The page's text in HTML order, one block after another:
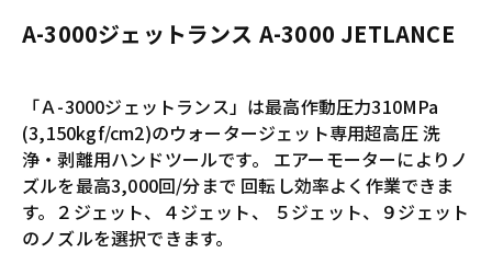
A-3000ジェットランス A-3000 JETLANCE
「Ａ-3000ジェットランス」は最高作動圧力310MPa
(3,150kgf/cm2)のウォータージェット専用超高圧 洗
浄・剥離用ハンドツールです。 エアーモーターによりノ
ズルを最高3,000回/分まで 回転し効率よく作業できま
す。２ジェット、４ジェット、 ５ジェット、９ジェット
のノズルを選択できます。